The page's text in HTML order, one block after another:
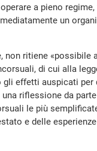
a pieno
un
ritiene «possibile
di cui alla
gli effetti auspicati per
riflessione da
le più
e delle